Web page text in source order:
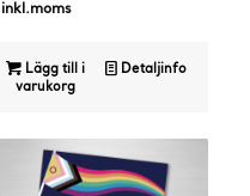
48,75 kr.
är:
inkl.moms
Lägg till i
varukorg
Detaljinfo